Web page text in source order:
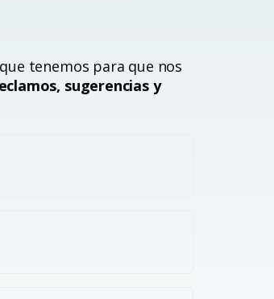
tenemos para que nos
sugerencias y